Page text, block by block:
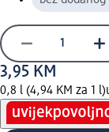
3,95 KM
0,8 l (4,94 KM za 1 l)